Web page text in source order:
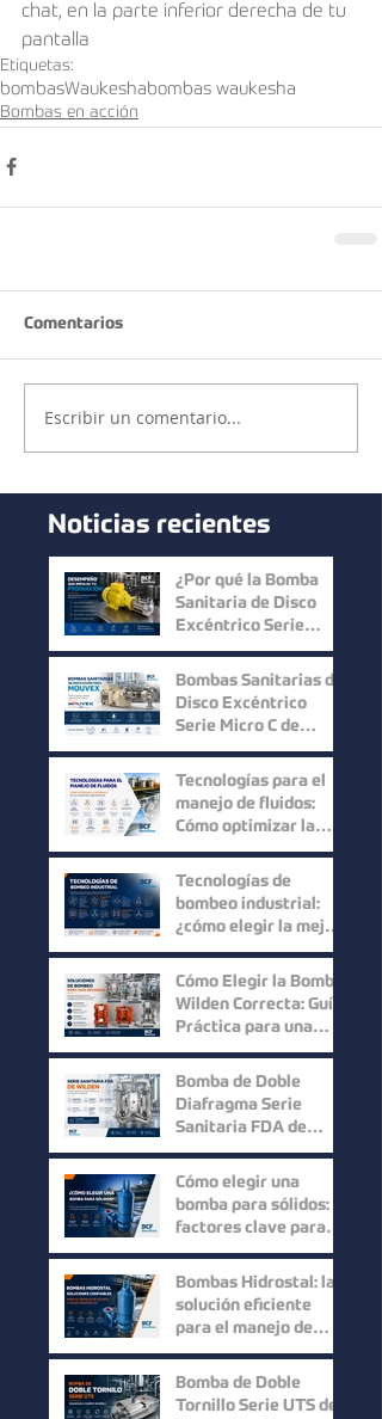
chat, en la parte inferior derecha de tu
pantalla
Etiquetas:
bombasWaukeshabombas waukesha
Bombas en acción
Comentarios
Escribir un comentario...
Noticias recientes
¿Por qué la Bomba
Sanitaria de Disco
Excéntrico Serie
Micro C de Mouvex
ofrece un desempeño
superior?
Bombas Sanitarias de
Disco Excéntrico
Serie Micro C de
Mouvex: Precisión,
Higiene y Máxima
Recuperación del
Producto
Tecnologías para el
manejo de fluidos:
Cómo optimizar la
eficiencia en los
procesos industriales
Tecnologías de
bombeo industrial:
¿cómo elegir la mejor
solución para cada
proceso?
Cómo Elegir la Bomba
Wilden Correcta: Guía
Práctica para una
Selección Inteligente
Bomba de Doble
Diafragma Serie
Sanitaria FDA de
Wilden: Máxima
Higiene y
Confiabilidad para
Procesos Industriales
Cómo elegir una
bomba para sólidos:
factores clave para
mejorar la eficiencia
en procesos
industriales
Bombas Hidrostal: la
solución eficiente
para el manejo de
sólidos y aguas
residuales
Bomba de Doble
Tornillo Serie UTS de